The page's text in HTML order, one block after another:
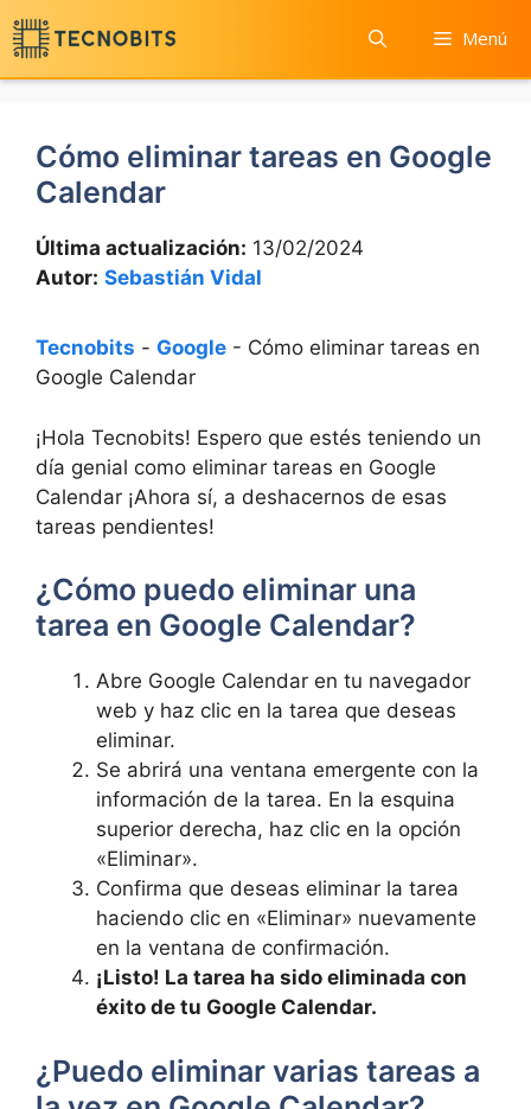
Saltar
al
contenido
Menú
Cómo eliminar tareas en Google
Calendar
Última actualización: 13/02/2024
Autor: Sebastián Vidal
Tecnobits - Google - Cómo eliminar tareas en
Google Calendar
¡Hola Tecnobits! Espero que estés teniendo un⁣
día genial como eliminar tareas ‌en Google
Calendar ¡Ahora‌ sí, a deshacernos‌ de esas
tareas pendientes!
¿Cómo puedo eliminar una
tarea en​ Google Calendar?
Abre Google Calendar en tu navegador
web y haz‍ clic en la tarea ​que deseas
eliminar.
Se abrirá una ventana emergente con la
información de la tarea. En la esquina
superior derecha, haz clic en la ​opción
«Eliminar».
Confirma que deseas eliminar la⁣ tarea ​
haciendo ⁢clic en⁤ «Eliminar» nuevamente
en la ⁤ventana‌ de confirmación.
¡Listo! ‍La tarea ha sido eliminada ⁣con
éxito ‍de ‌tu Google Calendar.
¿Puedo eliminar varias tareas a